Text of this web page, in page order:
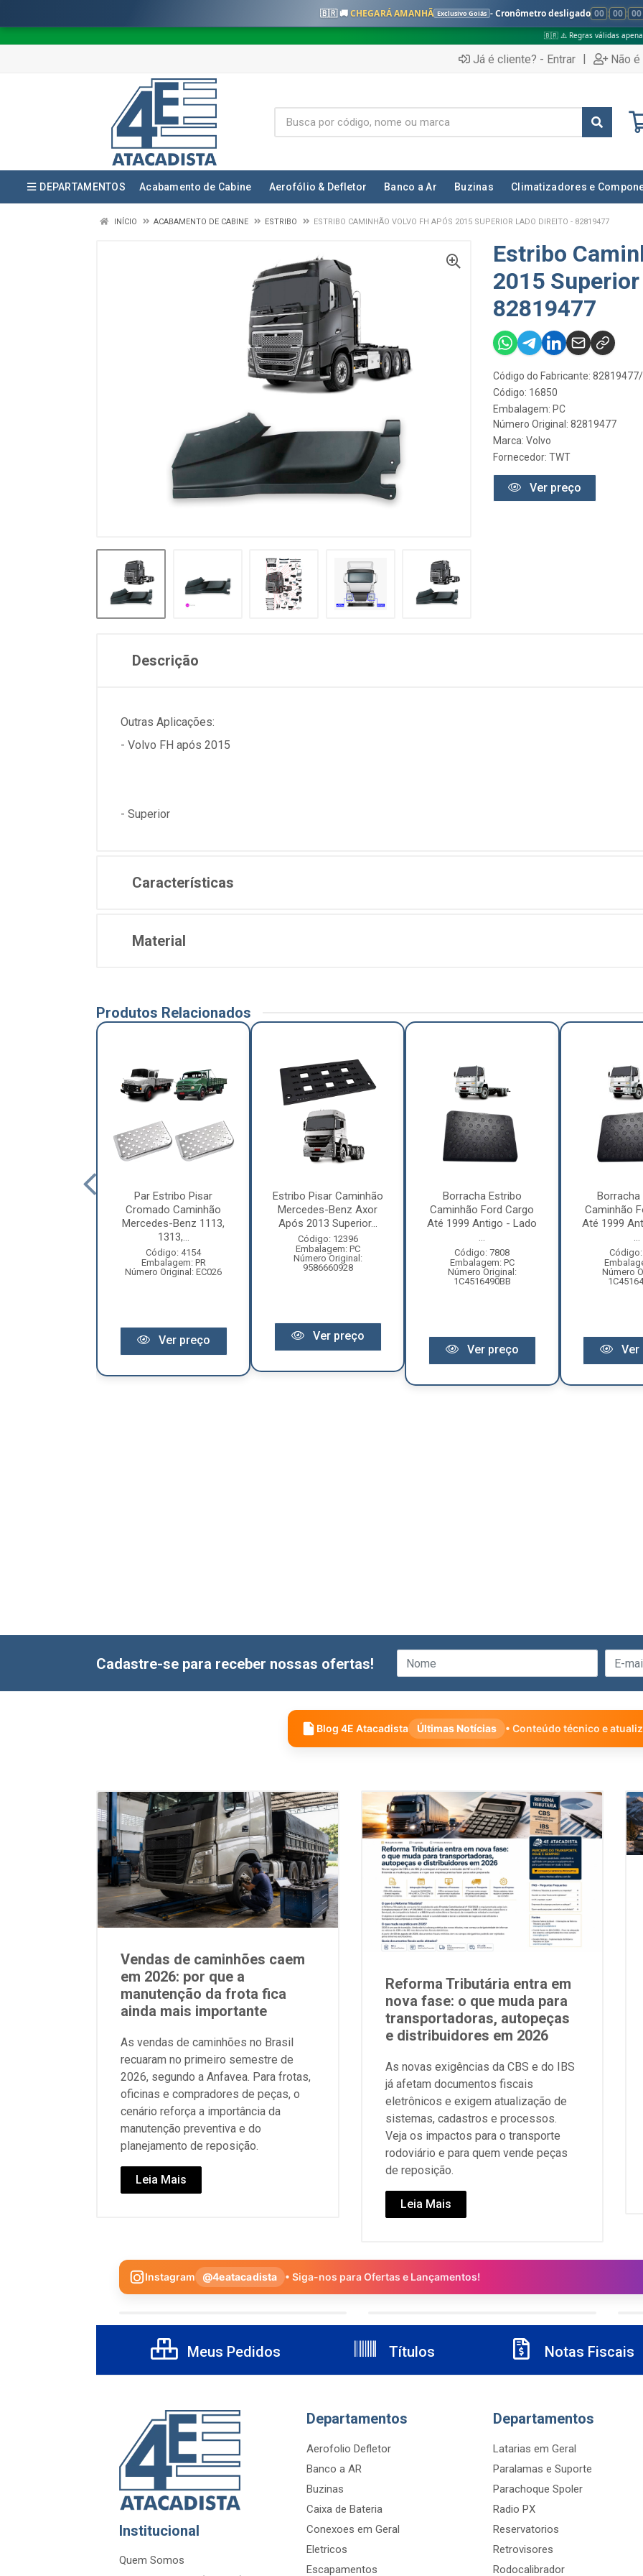
🇧🇷 🚚CHEGARÁ AMANHÃ Exclusivo Goiás - Cronômetro desligado 00 : 00 : 00
🇧🇷 ⚠️ Regras válidas apenas para:
Já é cliente? - Entrar | Não
DEPARTAMENTOS Acabamento de Cabine Aerofólio & Defletor Banco a Ar Buzinas Climatizadores e
INÍCIO ACABAMENTO DE CABINE ESTRIBO ESTRIBO CAMINHÃO VOLVO FH APÓS 2015 SUPERIOR LADO DIREITO - 82819477
Estribo
2015
82819477
Código do Fabricante: 82819477/
Código: 16850
Embalagem: PC
Número Original: 82819477
Marca: Volvo
Fornecedor: TWT
Ver preço
Descrição
Outras Aplicações:
- Volvo FH após 2015
- Superior
Características
Material
Produtos Relacionados
Par Estribo Pisar
Cromado Caminhão
Mercedes-Benz 1113,
1313,...
Código: 4154
Embalagem: PR
Número Original: EC026
Ver preço
Estribo Pisar Caminhão
Mercedes-Benz Axor
Após 2013 Superior...
Código: 12396
Embalagem: PC
Número Original:
9586660928
Ver preço
Borracha Estribo
Caminhão Ford Cargo
Até 1999 Antigo - Lado
...
Código: 7808
Embalagem: PC
Número Original:
1C4516490BB
Ver preço
Borracha
Caminhão
Até 1999
...
Número
Ver
Cadastre-se para receber nossas ofertas!
Blog 4E Atacadista Últimas Notícias • Conteúdo técnico e
Vendas de caminhões caem
em 2026: por que a
manutenção da frota fica
ainda mais importante
As vendas de caminhões no Brasil
recuaram no primeiro semestre de
2026, segundo a Anfavea. Para frotas,
oficinas e compradores de peças, o
cenário reforça a importância da
manutenção preventiva e do
planejamento de reposição.
Leia Mais
Reforma Tributária entra em
nova fase: o que muda para
transportadoras, autopeças
e distribuidores em 2026
As novas exigências da CBS e do IBS
já afetam documentos fiscais
eletrônicos e exigem atualização de
sistemas, cadastros e processos.
Veja os impactos para o transporte
rodoviário e para quem vende peças
de reposição.
Leia Mais
Instagram @4eatacadista • Siga-nos para Ofertas e Lançamentos!
Meus Pedidos Títulos Notas Fiscais
Institucional
Quem Somos
Departamentos
Aerofolio Defletor
Banco a AR
Buzinas
Caixa de Bateria
Conexoes em Geral
Eletricos
Escapamentos
Departamentos
Latarias em Geral
Paralamas e Suporte
Parachoque Spoler
Radio PX
Reservatorios
Retrovisores
Rodocalibrador